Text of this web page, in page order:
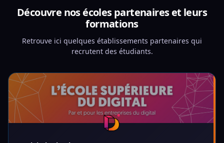
Découvre nos écoles partenaires et leurs
formations
Retrouve ici quelques établissements partenaires qui
recrutent des étudiants.